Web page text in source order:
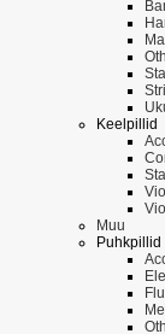
Keelpillid
Muu
Puhkpillid